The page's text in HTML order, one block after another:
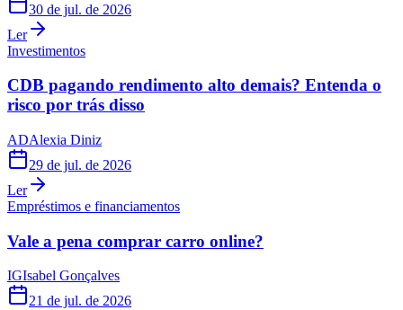
30 de jul. de 2026
Ler
Investimentos
CDB pagando rendimento alto demais? Entenda o
risco por trás disso
ADAlexia Diniz
29 de jul. de 2026
Ler
Empréstimos e financiamentos
Vale a pena comprar carro online?
IGIsabel Gonçalves
21 de jul. de 2026